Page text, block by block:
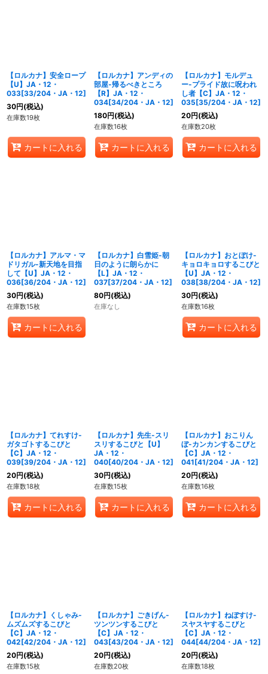
【ロルカナ】安全ロープ
【U】JA・12・
033[33/204・JA・12]
30円(税込)
在庫数19枚
カートに入れる
【ロルカナ】アンディの
部屋-帰るべきところ
【R】JA・12・
034[34/204・JA・12]
180円(税込)
在庫数16枚
カートに入れる
【ロルカナ】モルデュ
ー-プライド故に呪われ
し者【C】JA・12・
035[35/204・JA・12]
20円(税込)
在庫数20枚
カートに入れる
【ロルカナ】アルマ・マ
ドリガル-新天地を目指
して【U】JA・12・
036[36/204・JA・12]
30円(税込)
在庫数15枚
カートに入れる
【ロルカナ】白雪姫-朝
日のように朗らかに
【L】JA・12・
037[37/204・JA・12]
80円(税込)
在庫なし
【ロルカナ】おとぼけ-
キョロキョロするこびと
【U】JA・12・
038[38/204・JA・12]
30円(税込)
在庫数16枚
カートに入れる
【ロルカナ】てれすけ-
ガタゴトするこびと
【C】JA・12・
039[39/204・JA・12]
20円(税込)
在庫数18枚
カートに入れる
【ロルカナ】先生-スリ
スリするこびと【U】
JA・12・
040[40/204・JA・12]
30円(税込)
在庫数15枚
カートに入れる
【ロルカナ】おこりん
ぼ-カンカンするこびと
【C】JA・12・
041[41/204・JA・12]
20円(税込)
在庫数16枚
カートに入れる
【ロルカナ】くしゃみ-
ムズムズするこびと
【C】JA・12・
042[42/204・JA・12]
20円(税込)
在庫数15枚
【ロルカナ】ごきげん-
ツンツンするこびと
【C】JA・12・
043[43/204・JA・12]
20円(税込)
在庫数20枚
【ロルカナ】ねぼすけ-
スヤスヤするこびと
【C】JA・12・
044[44/204・JA・12]
20円(税込)
在庫数18枚